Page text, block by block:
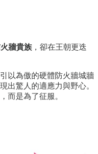
牆貴族 ，卻在王朝更迭
以為傲的硬體防火牆城牆
出驚人的適應力與野心。
而是為了征服。